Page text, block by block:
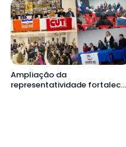
Ampliação da
representatividade fortalece